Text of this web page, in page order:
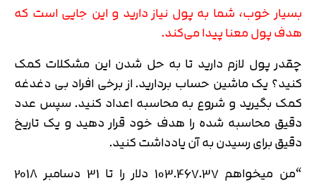
بسیار خوب، شما به پول نیاز دارید و این جایی است که
هدف پول معنا پیدا می­‌کند.
چقدر پول لازم دارید تا به حل شدن این مشکلات کمک
کنید؟ یک ماشین حساب بردارید. از برخی افراد بی دغدغه
کمک بگیرید و شروع به محاسبه اعداد کنید. سپس عدد
دقیق محاسبه شده را هدف خود قرار دهید و یک تاریخ
دقیق برای رسیدن به آن یادداشت کنید.
“من می­خواهم 103.467.37 دلار را تا 31 دسامبر 2018